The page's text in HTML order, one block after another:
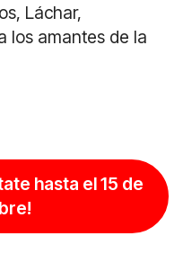
Láchar,
los amantes de la
hasta el 15 de